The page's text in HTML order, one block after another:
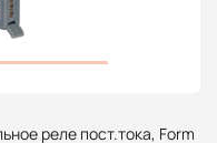
реле пост.тока, Form